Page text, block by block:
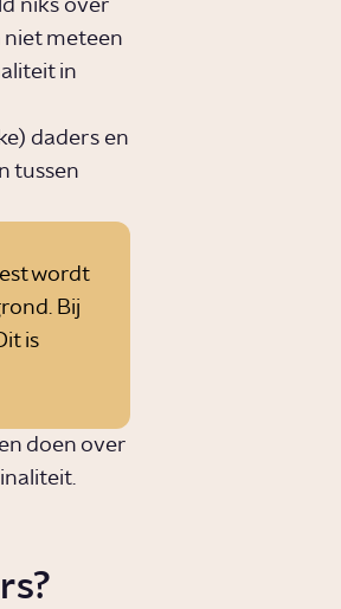
niks over
niet meteen
in
daders en
tussen
wordt
Bij
is
doen over